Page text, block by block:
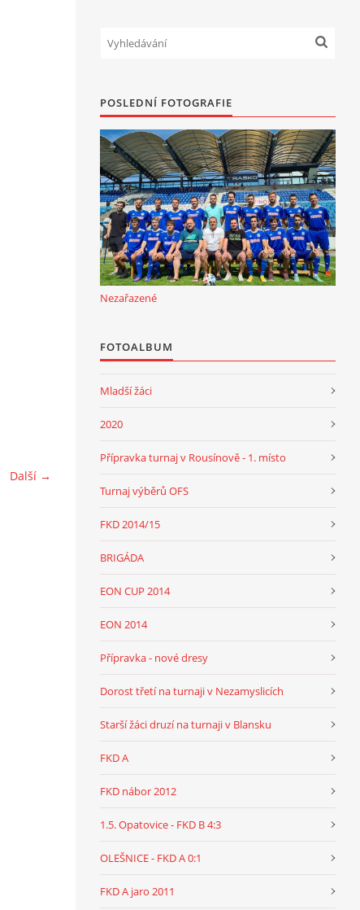
Další →
POSLEDNÍ FOTOGRAFIE
Nezařazené
FOTOALBUM
Mladší žáci
2020
Přípravka turnaj v Rousínově - 1. místo
Turnaj výběrů OFS
FKD 2014/15
BRIGÁDA
EON CUP 2014
EON 2014
Přípravka - nové dresy
Dorost třetí na turnaji v Nezamyslicích
Starší žáci druzí na turnaji v Blansku
FKD A
FKD nábor 2012
1.5. Opatovice - FKD B 4:3
OLEŠNICE - FKD A 0:1
FKD A jaro 2011